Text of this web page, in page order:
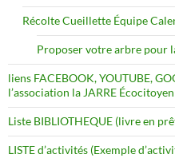
Récolte Cueillette Équipe
Proposer votre arbre pour
liens FACEBOOK, YOUTUBE,
l’association la JARRE
Liste BIBLIOTHEQUE (livre en
LISTE d’activités (Exemple